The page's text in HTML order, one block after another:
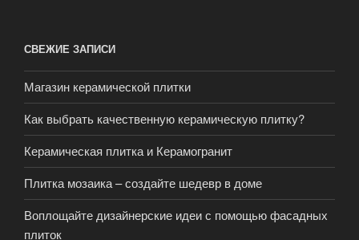
СВЕЖИЕ ЗАПИСИ
Магазин керамической плитки
Как выбрать качественную керамическую плитку?
Керамическая плитка и Керамогранит
Плитка мозаика – создайте шедевр в доме
Воплощайте дизайнерские идеи с помощью фасадных
плиток